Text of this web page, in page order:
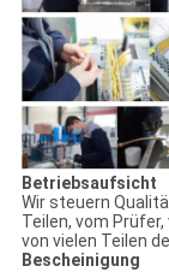
Betriebsaufsicht
Wir steuern
Teilen, vom
von vielen Teilen
Bescheinigung